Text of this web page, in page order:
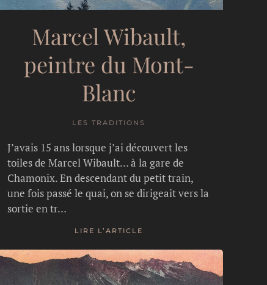
Marcel Wibault,
peintre du Mont-
Blanc
LES TRADITIONS
J’avais 15 ans lorsque j’ai découvert les
toiles de Marcel Wibault… à la gare de
Chamonix. En descendant du petit train,
une fois passé le quai, on se dirigeait vers la
sortie en tr…
LIRE L’ARTICLE